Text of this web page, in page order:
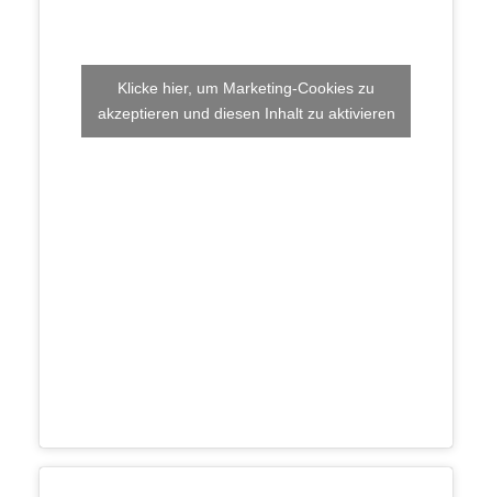
Klicke hier, um Marketing-Cookies zu
akzeptieren und diesen Inhalt zu aktivieren